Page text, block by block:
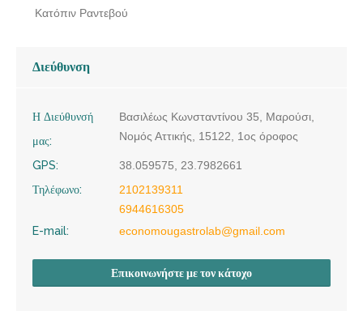
Κατόπιν Ραντεβού
Διεύθυνση
Η Διεύθυνσή
μας:
Βασιλέως Κωνσταντίνου 35, Μαρούσι,
Νομός Αττικής, 15122, 1ος όροφος
GPS:
38.059575, 23.7982661
Τηλέφωνο:
2102139311
6944616305
E-mail:
economougastrolab@gmail.com
Επικοινωνήστε με τον κάτοχο